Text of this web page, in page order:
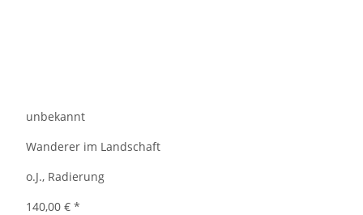
unbekannt
Wanderer im Landschaft
o.J., Radierung
140,00 € *